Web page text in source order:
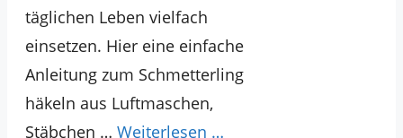
täglichen Leben vielfach
einsetzen. Hier eine einfache
Anleitung zum Schmetterling
häkeln aus Luftmaschen,
Stäbchen … Weiterlesen …